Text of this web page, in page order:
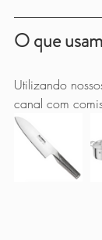
O que
Utilizando
canal com